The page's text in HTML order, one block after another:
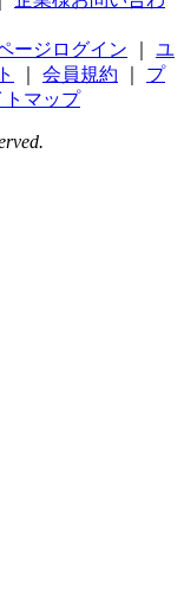
ージログイン
ユ
会員規約
プ
トマップ